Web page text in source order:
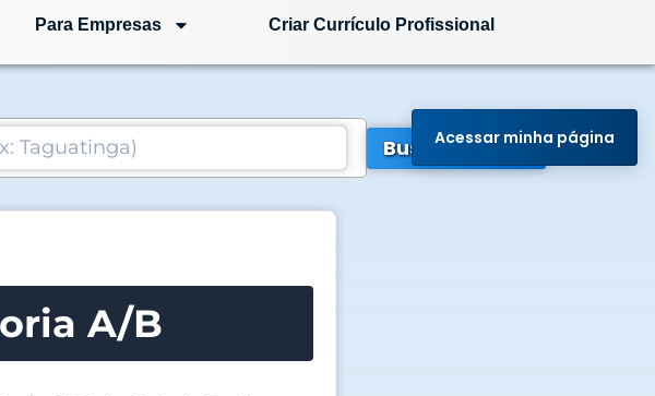
Para Empresas Criar Currículo Profissional
Buscar Vagas
A/B
Acessar minha página